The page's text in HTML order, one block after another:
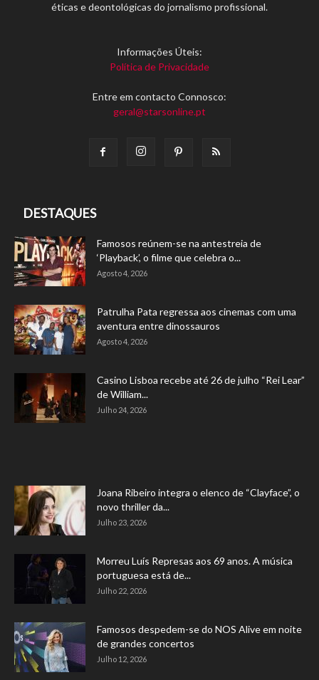
éticas e deontológicas do jornalismo profissional.
Informações Úteis:
Política de Privacidade
Entre em contacto Connosco:
geral@starsonline.pt
DESTAQUES
Famosos reúnem-se na antestreia de
‘Playback’, o filme que celebra o...
Agosto 4, 2026
Patrulha Pata regressa aos cinemas com uma
aventura entre dinossauros
Agosto 4, 2026
Casino Lisboa recebe até 26 de julho “Rei Lear”
de William...
Julho 24, 2026
Joana Ribeiro integra o elenco de “Clayface”, o
novo thriller da...
Julho 23, 2026
Morreu Luís Represas aos 69 anos. A música
portuguesa está de...
Julho 22, 2026
Famosos despedem-se do NOS Alive em noite
de grandes concertos
Julho 12, 2026